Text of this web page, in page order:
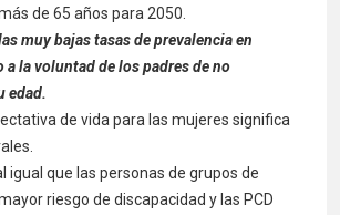
de 65 años para 2050.
muy bajas tasas de prevalencia en
la voluntad de los padres de no
edad.
de vida para las mujeres significa
igual que las personas de grupos de
riesgo de discapacidad y las PCD